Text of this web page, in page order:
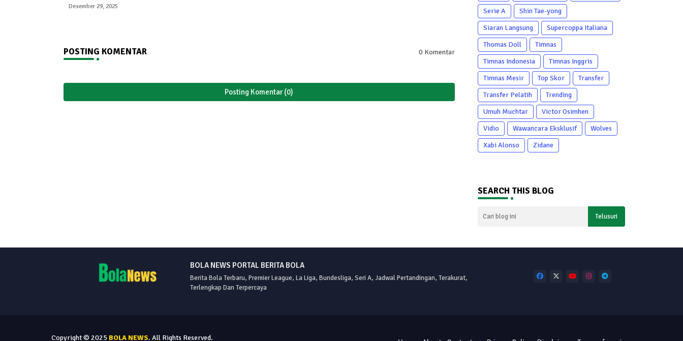
Desember 29, 2025
POSTING KOMENTAR 0 Komentar
Posting Komentar (0)
Serie A
Shin Tae-yong
Siaran Langsung
Supercoppa Italiana
Thomas Doll
Timnas
Timnas Indonesia
Timnas Inggris
Timnas Mesir
Top Skor
Transfer
Transfer Pelatih
Trending
Umuh Muchtar
Victor Osimhen
Vidio
Wawancara Eksklusif
Wolves
Xabi Alonso
Zidane
SEARCH THIS BLOG
BOLA NEWS PORTAL BERITA BOLA
Berita Bola Terbaru, Premier League, La Liga, Bundesliga, Seri A, Jadwal Pertandingan, Terakurat,
Terlengkap Dan Terpercaya
Copyright © 2025 BOLA NEWS. All Rights Reserved.